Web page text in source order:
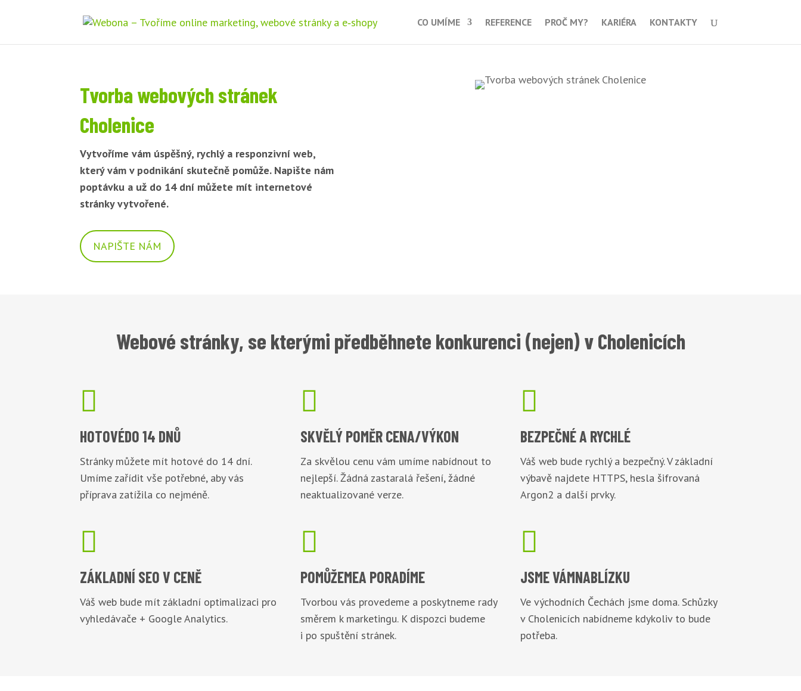
CO UMÍME REFERENCE PROČ MY? KARIÉRA KONTAKTY
Tvorba webových stránek
Cholenice
Vytvoříme vám úspěšný, rychlý a responzivní web,
který vám v podnikání skutečně pomůže. Napište nám
poptávku a už do 14 dní můžete mít internetové
stránky vytvořené.
NAPIŠTE NÁM
Webové stránky, se kterými předběhnete konkurenci (nejen) v Cholenicích

HOTOVÉDO 14 DNŮ
Stránky můžete mít hotové do 14 dní.
Umíme zařídit vše potřebné, aby vás
příprava zatížila co nejméně.

SKVĚLÝ POMĚRCENA/VÝKON
Za skvělou cenu vám umíme nabídnout to
nejlepší. Žádná zastaralá řešení, žádné
neaktualizované verze.

BEZPEČNÉA RYCHLÉ
Váš web bude rychlý a bezpečný. V základní
výbavě najdete HTTPS, hesla šifrovaná
Argon2 a další prvky.

ZÁKLADNÍ SEO V CENĚ
Váš web bude mít základní optimalizaci pro
vyhledávače + Google Analytics.

POMŮŽEMEA PORADÍME
Tvorbou vás provedeme a poskytneme rady
směrem k marketingu. K dispozci budeme
i po spuštění stránek.

JSME VÁMNABLÍZKU
Ve východních Čechách jsme doma. Schůzky
v Cholenicích nabídneme kdykoliv to bude
potřeba.